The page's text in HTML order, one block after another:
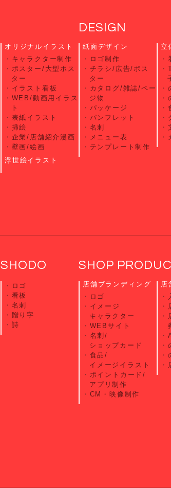
オリジナルイラスト
キャラクター制作
ポスター/大型ポス
ター
イラスト看板
WEB/動画用イラス
ト
表紙イラスト
挿絵
企業/店舗紹介漫画
壁画/絵画
浮世絵イラスト
DESIGN
紙面デザイン
ロゴ制作
チラシ/広告/ポス
ター
カタログ/雑誌/ペー
ジ物
パッケージ
パンフレット
名刺
メニュー表
テンプレート制作
立
SHODO
ロゴ
看板
名刺
贈り字
詩
SHOP
店舗ブランディング
ロゴ
イメージ
キャラクター
WEBサイト
名刺/
ショップカード
食品/
イメージイラスト
ポイントカード/
アプリ制作
CM・映像制作
店